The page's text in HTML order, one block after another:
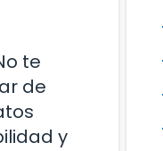
te
de
y